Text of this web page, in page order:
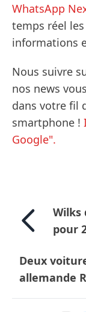
WhatsApp
temps réel
informations
Nous suivre
nos news
dans votre fil
smartphone !
Google".
Wilks
pour
Deux
allemande